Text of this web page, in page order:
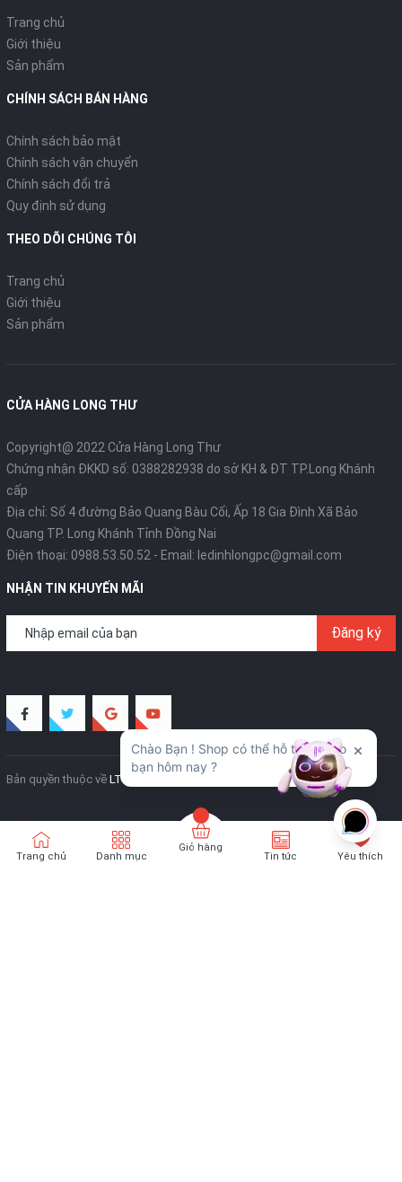
Trang chủ
Giới thiệu
Sản phẩm
CHÍNH SÁCH BÁN HÀNG
Chính sách bảo mật
Chính sách vận chuyển
Chính sách đổi trả
Quy định sử dụng
THEO DÕI CHÚNG TÔI
Trang chủ
Giới thiệu
Sản phẩm
CỬA HÀNG LONG THƯ
Copyright@ 2022 Cửa Hàng Long Thư
Chứng nhận ĐKKD số: 0388282938 do sở KH & ĐT TP.Long Khánh
cấp
Địa chỉ: Số 4 đường Bảo Quang Bàu Cối, Ấp 18 Gia Đình Xã Bảo
Quang TP. Long Khánh Tỉnh Đồng Nai
Điện thoại: 0988.53.50.52 - Email: ledinhlongpc@gmail.com
NHẬN TIN KHUYẾN MÃI
Đăng ký
Bản quyền thuộc về LT Creative
Trang chủ Danh mục
Giỏ hàng
Tin tức Yêu thích